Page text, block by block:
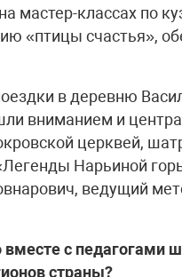
мастер-классах по
«птицы счастья»,
в деревню
вниманием и
церквей,
Нарьиной
ведущий
вместе с педагогами
страны?